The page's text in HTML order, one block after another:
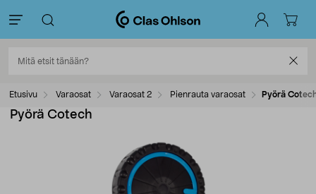
Etusivu Varaosat Varaosat 2 Pienrauta varaosat Pyörä
Pyörä Cotech